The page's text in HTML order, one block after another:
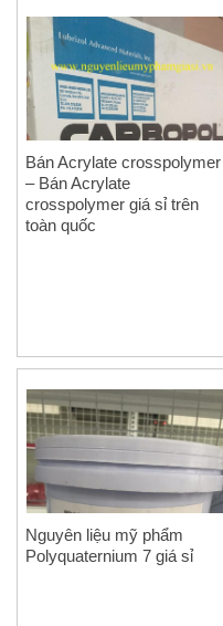
Bán Acrylate crosspolymer
– Bán Acrylate
crosspolymer giá sỉ trên
toàn quốc
Nguyên liệu mỹ phẩm
Polyquaternium 7 giá sỉ